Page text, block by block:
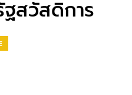
ฐสวัสดิการ